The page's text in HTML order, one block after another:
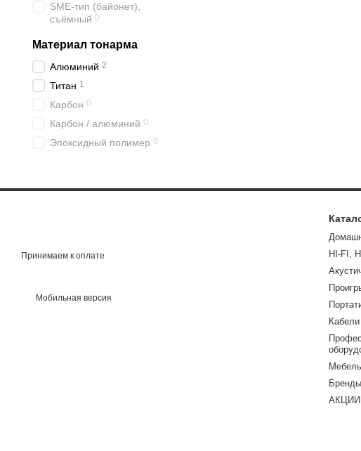
SME-тип (байонет),
съёмный 0
Материал тонарма
Алюминий 2
Титан 1
Карбон 0
Карбон / алюминий 0
Эпоксидный полимер 0
Принимаем к оплате
Мобильная версия
HI-FI,
Мебель
Бренды
АКЦИИ